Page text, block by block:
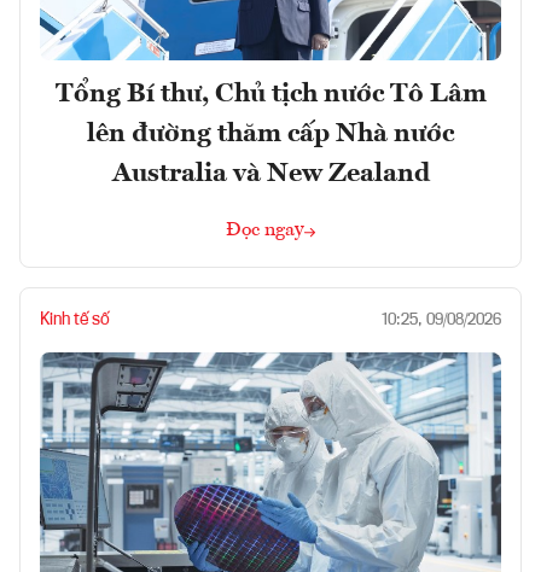
Tổng Bí thư, Chủ tịch nước Tô Lâm
lên đường thăm cấp Nhà nước
Australia và New Zealand
Đọc ngay
Kinh tế số 10:25, 09/08/2026